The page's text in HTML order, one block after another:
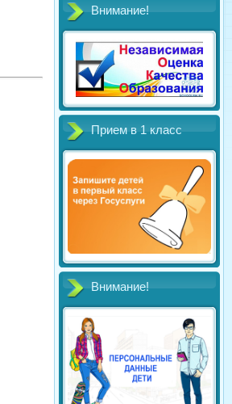
Внимание!
Прием в 1 класс
Внимание!